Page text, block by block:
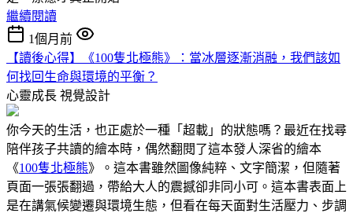
繼續閱讀
1個月前
【讀後心得】《100隻北極熊》：當冰層逐漸消融，我們該如
何找回生命與環境的平衡？
心靈成長 視覺設計
你今天的生活，也正處於一種「超載」的狀態嗎？最近在找尋
陪伴孩子共讀的繪本時，偶然翻閱了這本發人深省的繪本
《100隻北極熊》。這本書雖然圖像純粹、文字簡潔，但隨著
頁面一張張翻過，帶給大人的震撼卻非同小可。這本書表面上
是在講氣候變遷與環境生態，但看在每天面對生活壓力、步調